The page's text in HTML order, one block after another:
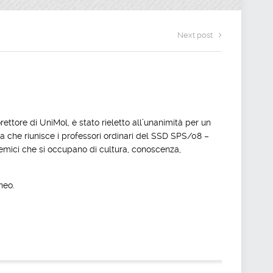
Next post
di UniMol, è stato rieletto all’unanimità per un
che riunisce i professori ordinari del SSD SPS/08 –
che si occupano di cultura, conoscenza,